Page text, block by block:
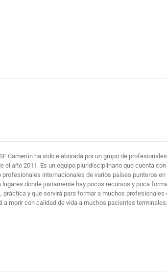
Camerún ha sido elaborada por un grupo de
año 2011. Es un equipo pluridisciplinario que cuenta
internacionales de varios países punteros
donde justamente hay pocos recursos y poca
práctica y que servirá para formar a muchos
a morir con calidad de vida a muchos pacientes terminales.